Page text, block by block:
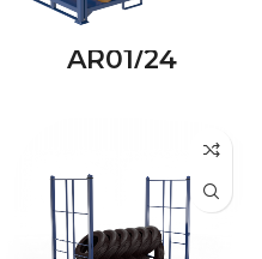
AR01/24